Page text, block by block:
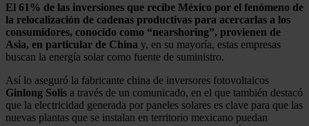
El 61% de las inversiones que recibe México por el fenómeno de
la relocalización de cadenas productivas para acercarlas a los
consumidores, conocido como “nearshoring”, provienen de
Asia, en particular de China y, en su mayoría, estas empresas
buscan la energía solar como fuente de suministro.
Así lo aseguró la fabricante china de inversores fotovoltaicos
Ginlong Solis a través de un comunicado, en el que también destacó
que la electricidad generada por paneles solares es clave para que las
nuevas plantas que se instalan en territorio mexicano puedan